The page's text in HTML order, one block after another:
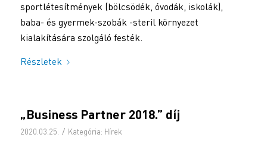
sportlétesítmények (bölcsödék, óvodák, iskolák),
baba- és gyermek-szobák -steril környezet
kialakítására szolgáló festék.
Részletek
„Business Partner 2018.” díj
2020.03.25. / Kategória: Hírek